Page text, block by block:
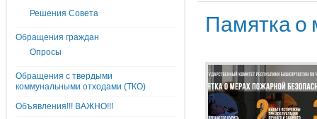
Решения Совета
Обращения граждан
Опросы
Обращения с твердыми
коммунальными отходами (ТКО)
Объявления!!! ВАЖНО!!!
Памятка о